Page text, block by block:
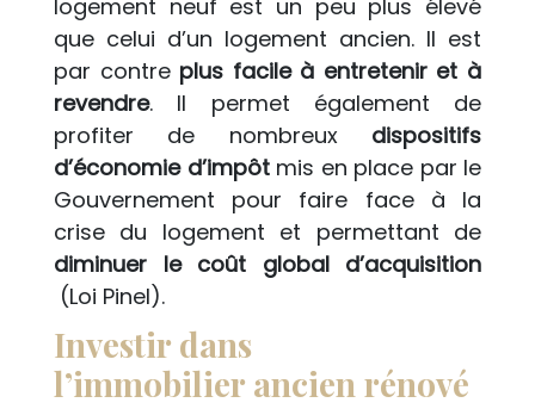
logement neuf est un peu plus élevé
que celui d’un logement ancien. Il est
par contre plus facile à entretenir et à
revendre. Il permet également de
profiter de nombreux dispositifs
d’économie d’impôtmis en place par le
Gouvernement pour faire face à la
crise du logement et permettant de
diminuer le coût global d’acquisition
(Loi Pinel).
Investir dans
l’immobilier ancien rénové